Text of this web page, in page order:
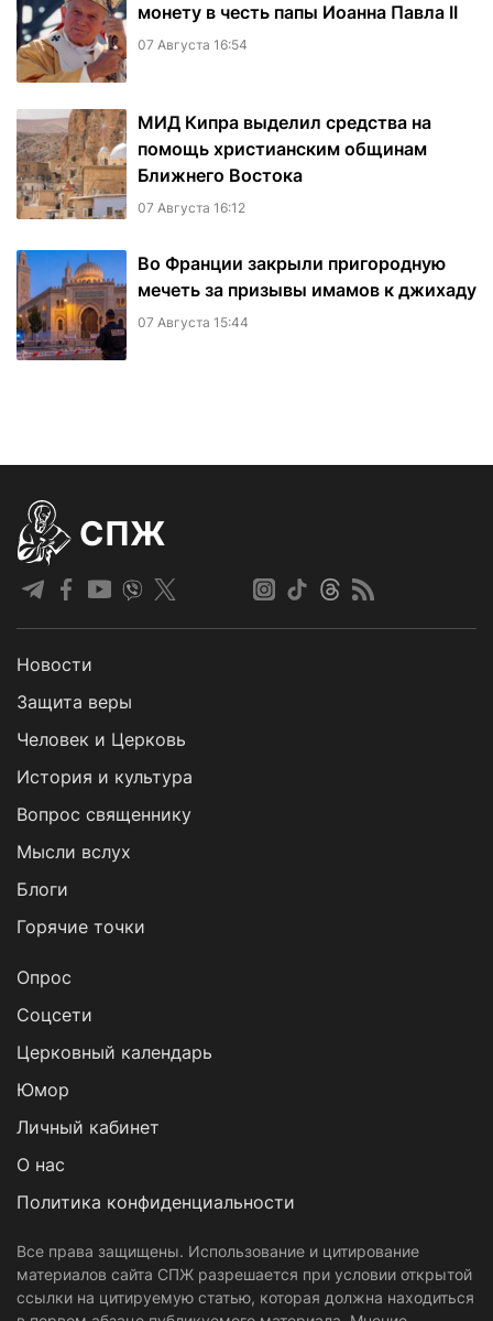
монету в честь папы Иоанна Павла II
07 Августа 16:54
МИД Кипра выделил средства на
помощь христианским общинам
Ближнего Востока
07 Августа 16:12
Во Франции закрыли пригородную
мечеть за призывы имамов к джихаду
07 Августа 15:44
СПЖ
Новости
Защита веры
Человек и Церковь
История и культура
Вопрос священнику
Мысли вслух
Блоги
Горячие точки
Опрос
Cоцсети
Церковный календарь
Юмор
Личный кабинет
О нас
Политика конфиденциальности
Все права защищены. Использование и цитирование
материалов сайта СПЖ разрешается при условии открытой
ссылки на цитируемую статью, которая должна находиться